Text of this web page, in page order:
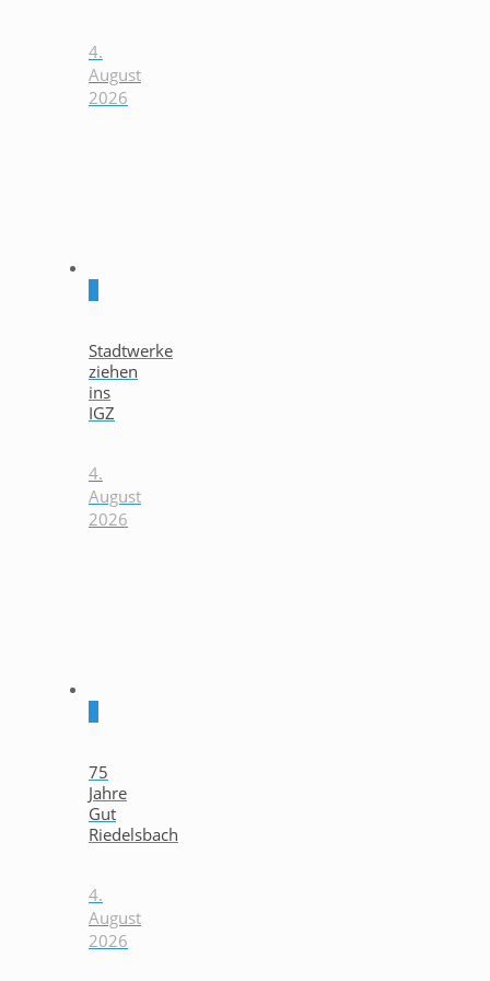
4.
August
2026
Stadtwerke
ziehen
ins
IGZ
4.
August
2026
75
Jahre
Gut
Riedelsbach
4.
August
2026